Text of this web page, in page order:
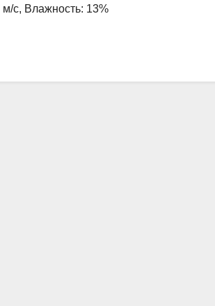
с, Влажность: 13%